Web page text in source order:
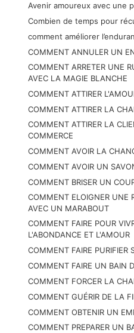
Avenir amoureux avec une
Combien de temps pour
comment améliorer
COMMENT ANNULER UN
COMMENT ARRETER UNE
AVEC LA MAGIE BLANCHE
COMMENT ATTIRER
COMMENT ATTIRER LA
COMMENT ATTIRER LA
COMMERCE
COMMENT AVOIR LA
COMMENT AVOIR UN
COMMENT BRISER UN
COMMENT ELOIGNER UNE
AVEC UN MARABOUT
COMMENT FAIRE POUR
L'ABONDANCE ET L'AMOUR
COMMENT FAIRE PURIFIER
COMMENT FAIRE UN BAIN
COMMENT FORCER LA
COMMENT GUÉRIR DE LA
COMMENT OBTENIR UN
COMMENT PREPARER UN